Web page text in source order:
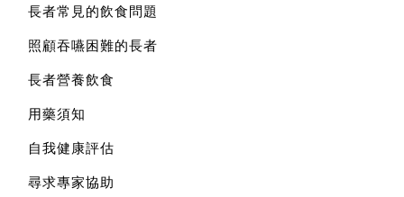
長者常見的飲食問題
照顧吞嚥困難的長者
長者營養飲食
用藥須知
自我健康評估
尋求專家協助